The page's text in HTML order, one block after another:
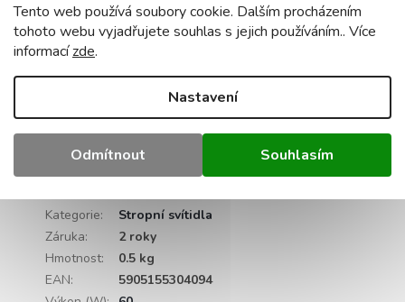
Tento web používá soubory cookie. Dalším procházením
tohoto webu vyjadřujete souhlas s jejich používáním.. Více
informacízde.
Nastavení
Odmítnout Souhlasím
materiál základna: kov
barva svítidla: černá
žárovka
maximální výkon jednoho světelného zdroje
certifikace:
Doplňkové parametry
Kategorie:
Stropní svítidla
Záruka:
2 roky
Hmotnost:
0.5 kg
EAN:
5905155304094